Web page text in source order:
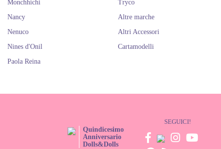
Monchhichi
Nancy
Nenuco
Nines d'Onil
Paola Reina
Tryco
Altre marche
Altri Accessori
Cartamodelli
Quindicesimo
Anniversario
Dolls&Dolls
SEGUICI!